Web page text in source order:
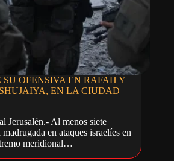
OFENSIVA EN RAFAH Y
EN LA CIUDAD
Jerusalén.- Al menos siete
en ataques israelíes en
meridional…